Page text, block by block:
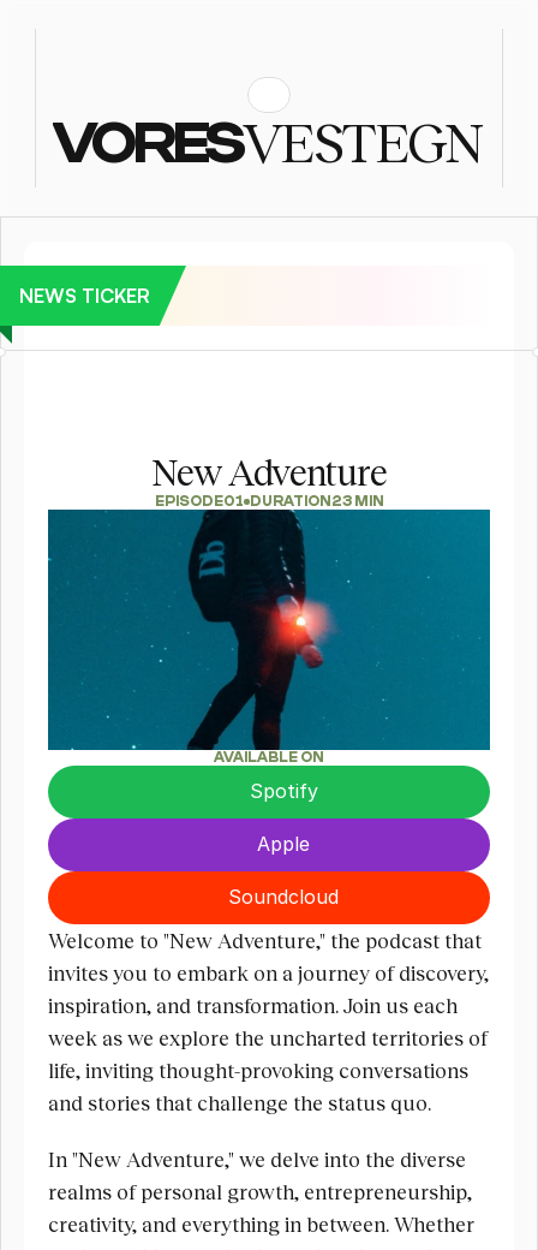
VORESVESTEGN
NEWS TICKER
Se billederne: Folkefest, da Postnord Rundt sluttede i
New Adventure
EPISODE01 DURATION 23 MIN
AVAILABLE ON
Spotify
Apple
Soundcloud
Welcome to "New Adventure," the podcast that
invites you to embark on a journey of discovery,
inspiration, and transformation. Join us each
week as we explore the uncharted territories of
life, inviting thought-provoking conversations
and stories that challenge the status quo.
In "New Adventure," we delve into the diverse
realms of personal growth, entrepreneurship,
creativity, and everything in between. Whether